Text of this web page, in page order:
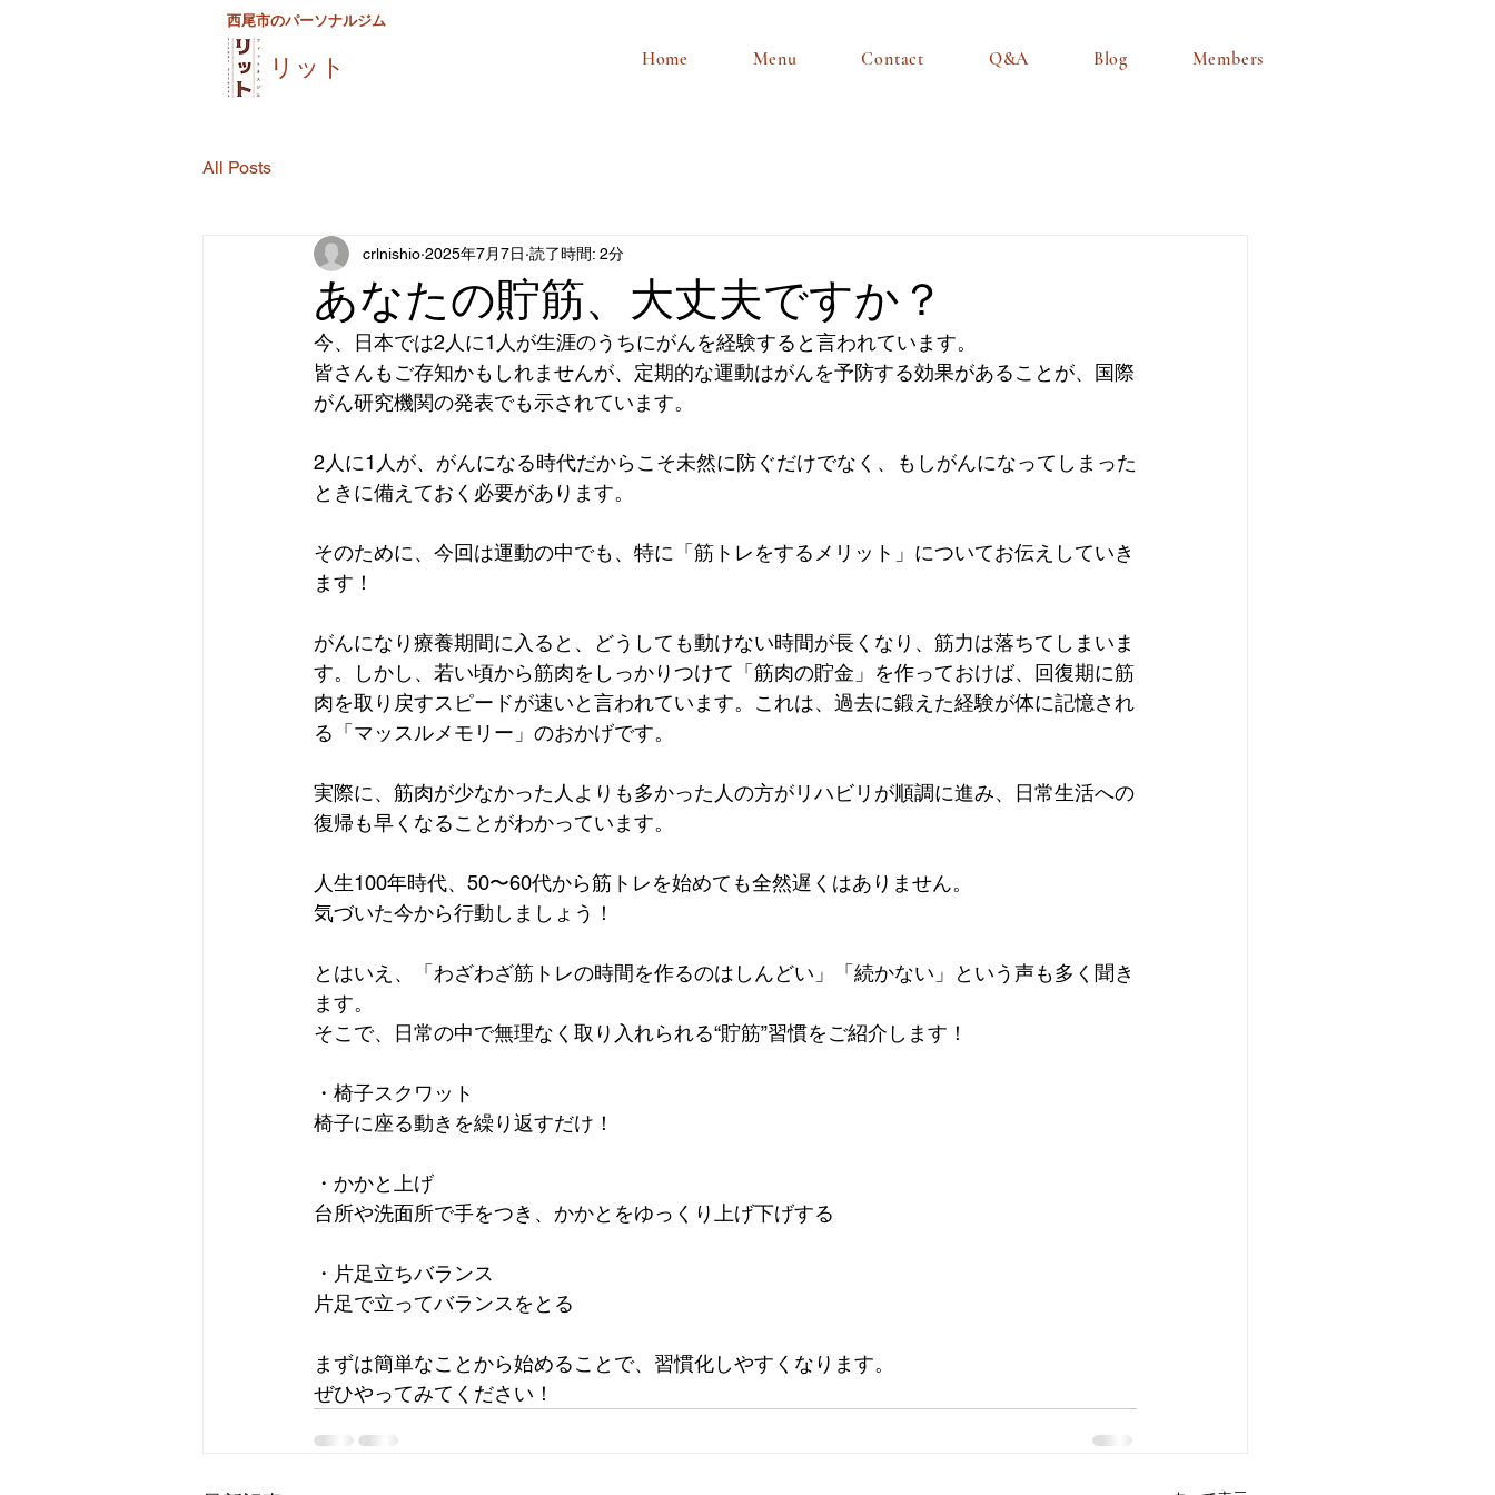
西尾市のパーソナルジム
リット Home Menu Contact Q&A Blog Members
All Posts
あなたの貯筋、大丈夫ですか？
crlnishio 2025年7月7日 読了時間: 2分
今、日本では2人に1人が生涯のうちにがんを経験すると言われています。
皆さんもご存知かもしれませんが、定期的な運動はがんを予防する効果があることが、国際
がん研究機関の発表でも示されています。
2人に1人が、がんになる時代だからこそ未然に防ぐだけでなく、もしがんになってしまった
ときに備えておく必要があります。
そのために、今回は運動の中でも、特に「筋トレをするメリット」についてお伝えしていき
ます！
がんになり療養期間に入ると、どうしても動けない時間が長くなり、筋力は落ちてしまいま
す。しかし、若い頃から筋肉をしっかりつけて「筋肉の貯金」を作っておけば、回復期に筋
肉を取り戻すスピードが速いと言われています。これは、過去に鍛えた経験が体に記憶され
る「マッスルメモリー」のおかげです。
実際に、筋肉が少なかった人よりも多かった人の方がリハビリが順調に進み、日常生活への
復帰も早くなることがわかっています。
人生100年時代、50〜60代から筋トレを始めても全然遅くはありません。
気づいた今から行動しましょう！
とはいえ、「わざわざ筋トレの時間を作るのはしんどい」「続かない」という声も多く聞き
ます。
そこで、日常の中で無理なく取り入れられる“貯筋”習慣をご紹介します！
・椅子スクワット
椅子に座る動きを繰り返すだけ！
・かかと上げ
台所や洗面所で手をつき、かかとをゆっくり上げ下げする
・片足立ちバランス
片足で立ってバランスをとる
まずは簡単なことから始めることで、習慣化しやすくなります。
ぜひやってみてください！